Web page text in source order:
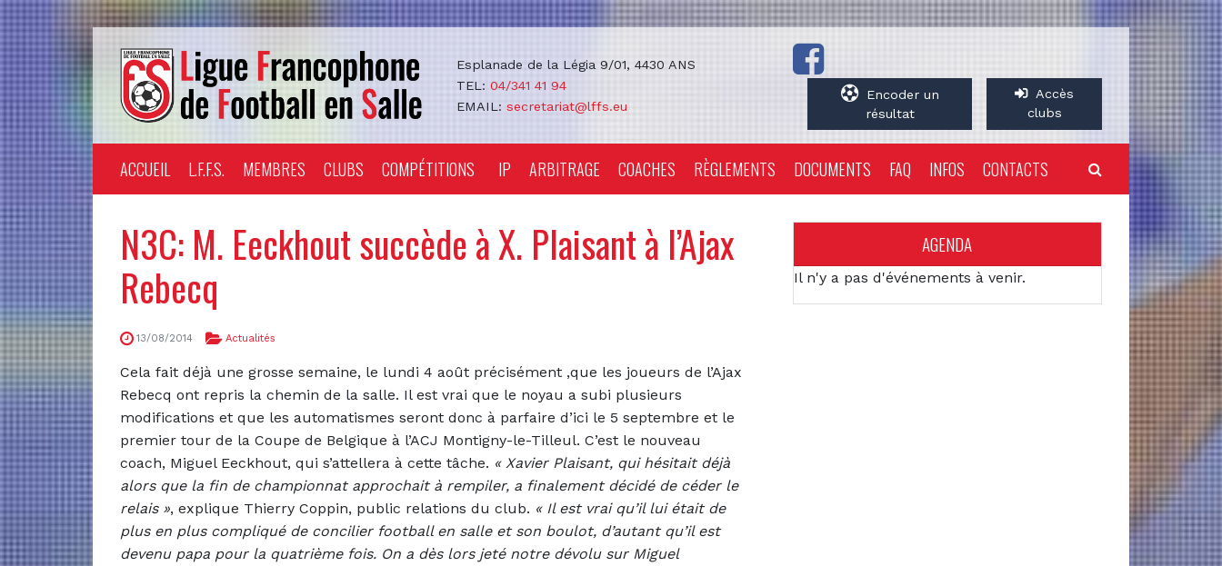
Esplanade de la Légia 9/01, 4430 ANS
TEL: 04/341 41 94
EMAIL: secretariat@lffs.eu
Encoder un
résultat
Accès
clubs
ACCUEIL L.F.F.S. MEMBRES CLUBS COMPÉTITIONS IP ARBITRAGE COACHES RÈGLEMENTS DOCUMENTS FAQ INFOS CONTACTS
N3C: M. Eeckhout succède à X. Plaisant à l’Ajax
Rebecq
13/08/2014 Actualités
Cela fait déjà une grosse semaine, le lundi 4 août précisément ,que les joueurs de l’Ajax
Rebecq ont repris la chemin de la salle. Il est vrai que le noyau a subi plusieurs
modifications et que les automatismes seront donc à parfaire d’ici le 5 septembre et le
premier tour de la Coupe de Belgique à l’ACJ Montigny-le-Tilleul. C’est le nouveau
coach, Miguel Eeckhout, qui s’attellera à cette tâche. « Xavier Plaisant, qui hésitait déjà
alors que la fin de championnat approchait à rempiler, a finalement décidé de céder le
relais », explique Thierry Coppin, public relations du club. « Il est vrai qu’il lui était de
plus en plus compliqué de concilier football en salle et son boulot, d’autant qu’il est
devenu papa pour la quatrième fois. On a dès lors jeté notre dévolu sur Miguel
AGENDA
Il n'y a pas d'événements à venir.